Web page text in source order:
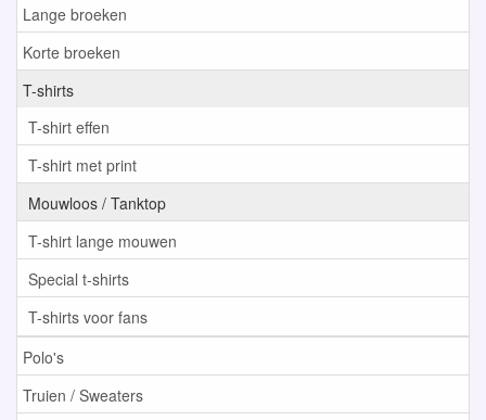
Lange broeken
Korte broeken
T-shirts
T-shirt effen
T-shirt met print
Mouwloos / Tanktop
T-shirt lange mouwen
Special t-shirts
T-shirts voor fans
Polo's
Truien / Sweaters